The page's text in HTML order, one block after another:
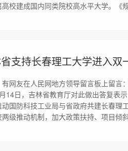
校建成国内同类院校高水平大学。《
支持长春理工大学进入双
网友在人民网地方领导留言板上留言
14日，吉林省教育厅对此做出答复表
国防科技工业局与省政府共建长春理
两级推动机制，加大政策扶持、项目倾